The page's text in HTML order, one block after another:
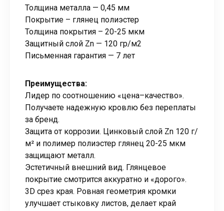
Толщина металла — 0,45 мм
Покрытие – глянец полиэстер
Толщина покрытия – 20-25 мкм
Защитный слой Zn — 120 гр/м2
Письменная гарантия — 7 лет
Преимущества:
Лидер по соотношению «цена–качество».
Получаете надежную кровлю без переплаты
за бренд.
Защита от коррозии. Цинковый слой Zn 120 г/
м² и полимер полиэстер глянец 20-25 мкм
защищают металл.
Эстетичный внешний вид. Глянцевое
покрытие смотрится аккуратно и «дорого».
3D срез края. Ровная геометрия кромки
улучшает стыковку листов, делает край